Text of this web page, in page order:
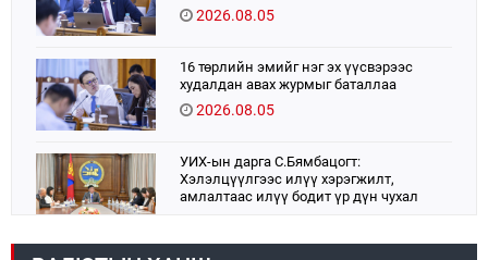
2026.08.05
16 төрлийн эмийг нэг эх үүсвэрээс
худалдан авах журмыг баталлаа
2026.08.05
УИХ-ын дарга С.Бямбацогт:
Хэлэлцүүлгээс илүү хэрэгжилт,
амлалтаас илүү бодит үр дүн чухал